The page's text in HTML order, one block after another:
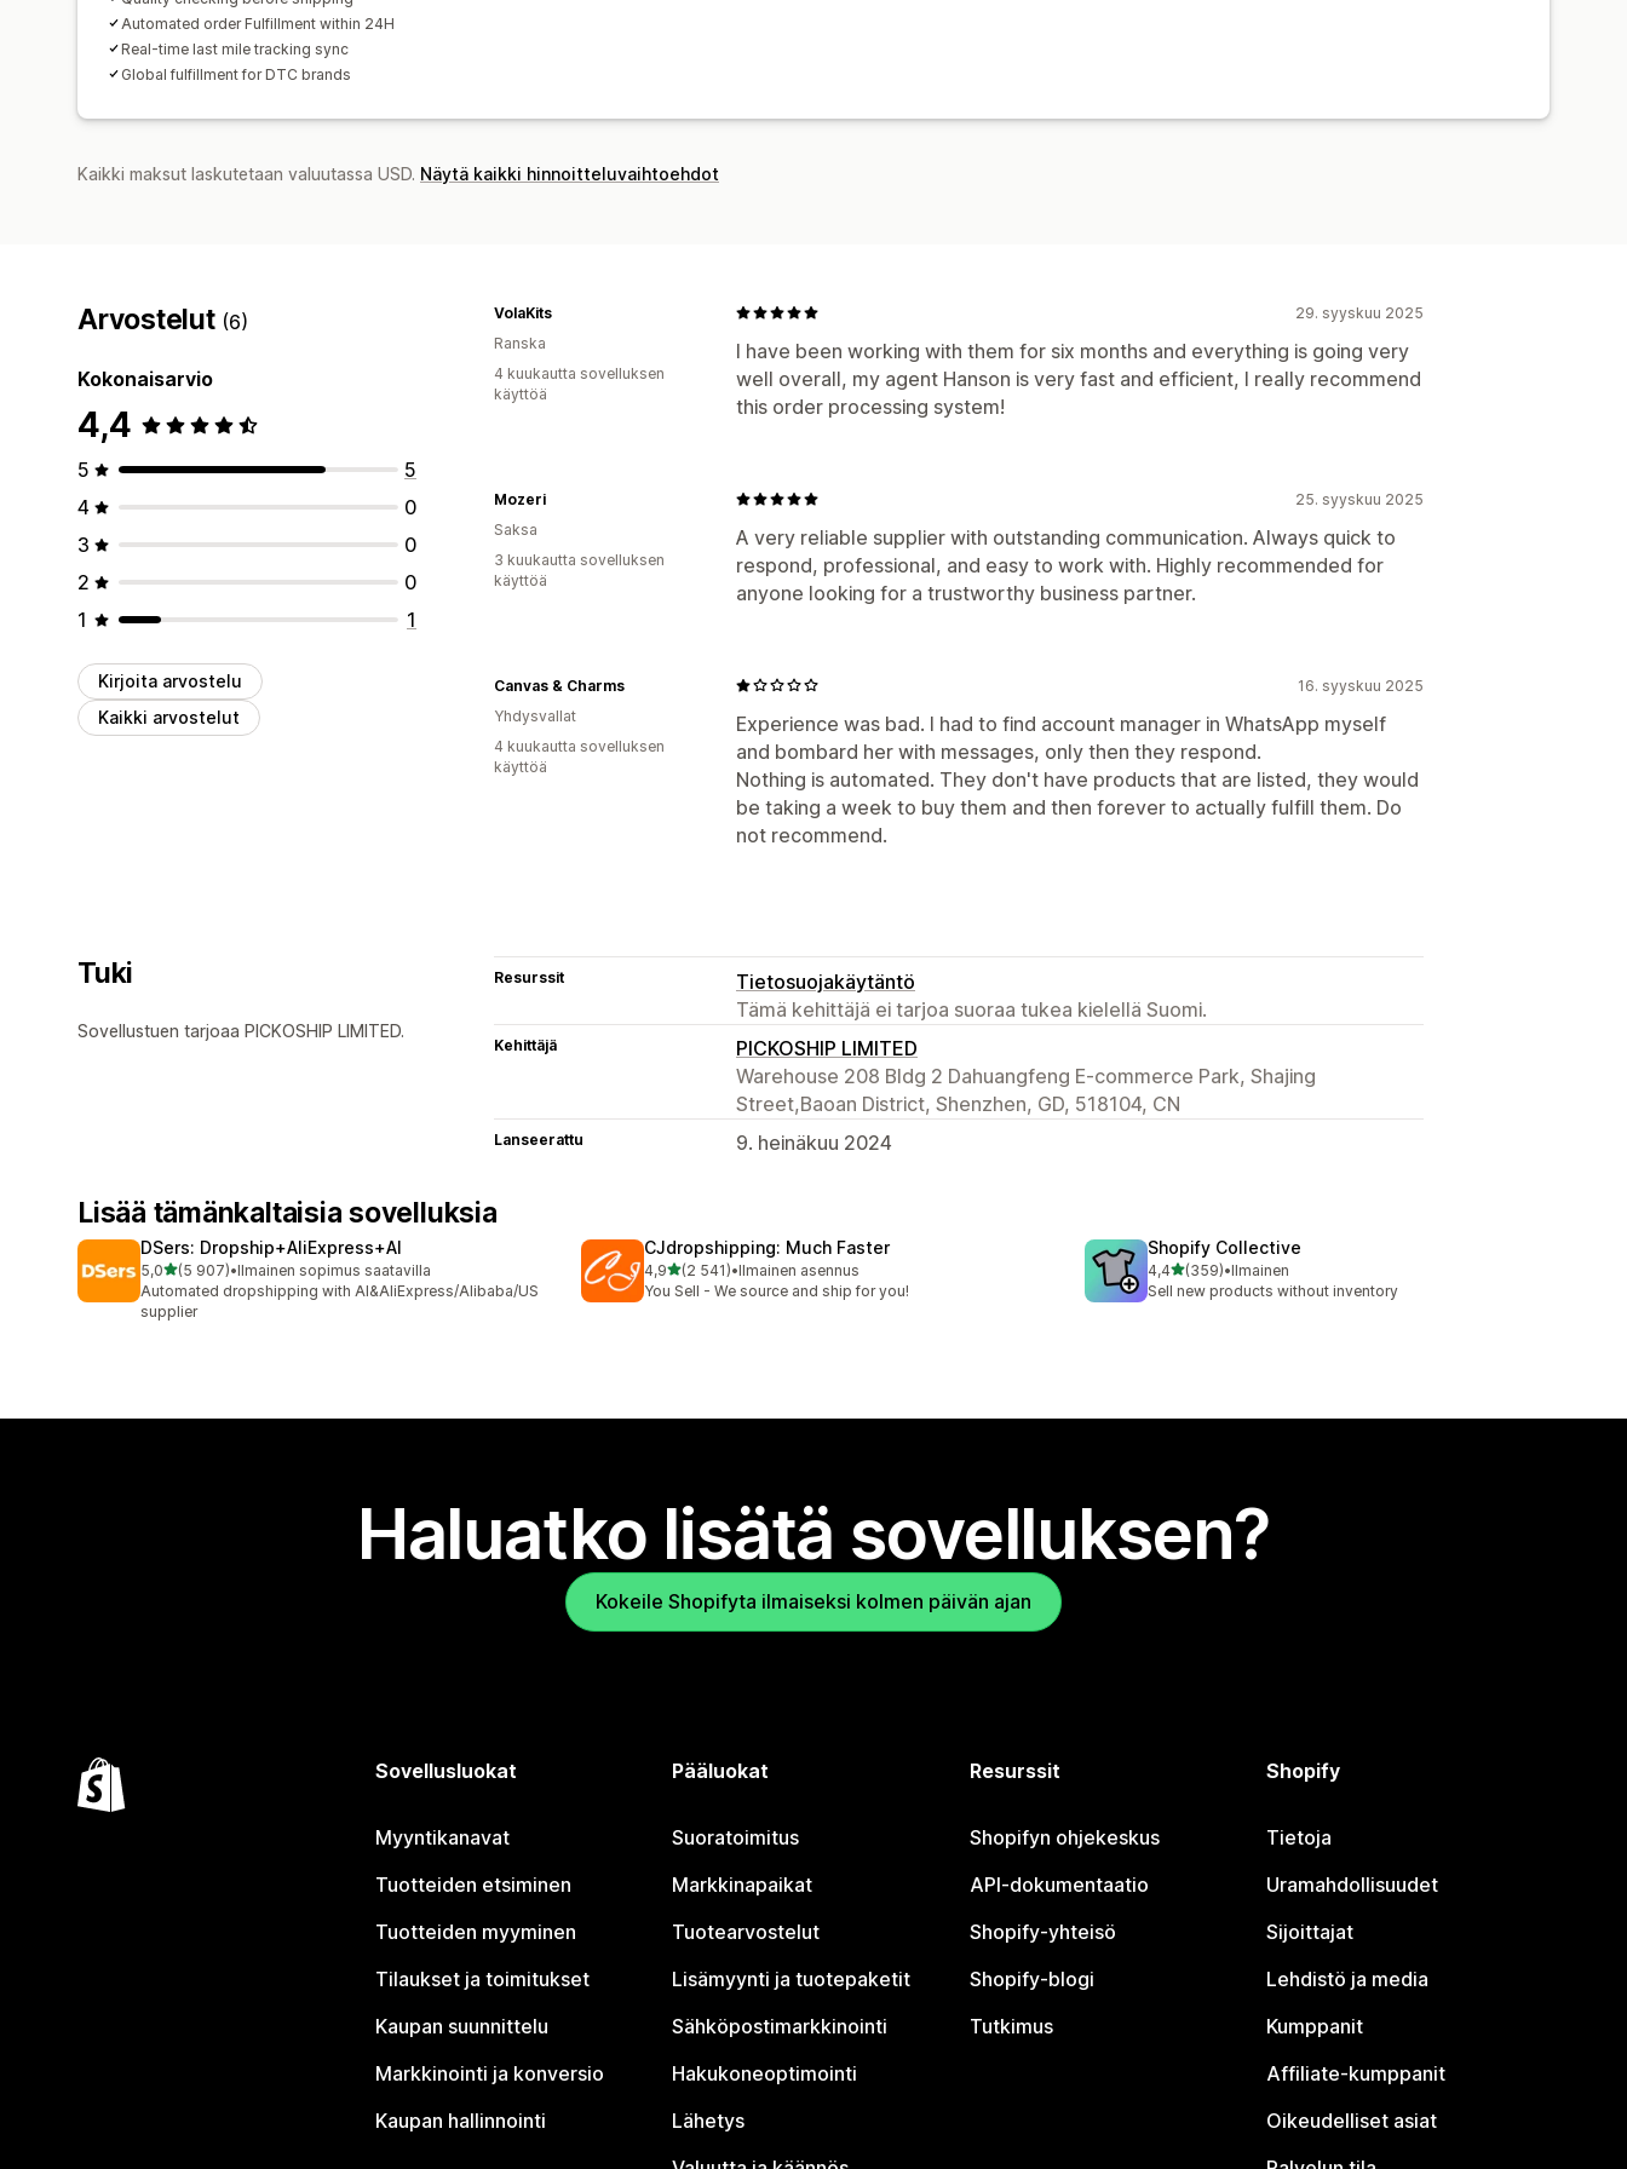
Automated order Fulfillment within 24H
Real-time last mile tracking sync
Global fulfillment for DTC brands
Kaikki maksut laskutetaan valuutassa USD. Näytä kaikki hinnoitteluvaihtoehdot
Arvostelut (6)
Kokonaisarvio
4,4
5
5
4
0
3
0
2
0
1
1
Kirjoita arvostelu
Kaikki arvostelut
29. syyskuu 2025
I have been working with them for six months and everything is going very
well overall, my agent Hanson is very fast and efficient, I really recommend
this order processing system!
VolaKits
Ranska
4 kuukautta sovelluksen
käyttöä
25. syyskuu 2025
A very reliable supplier with outstanding communication. Always quick to
respond, professional, and easy to work with. Highly recommended for
anyone looking for a trustworthy business partner.
Mozeri
Saksa
3 kuukautta sovelluksen
käyttöä
16. syyskuu 2025
Experience was bad. I had to find account manager in WhatsApp myself
and bombard her with messages, only then they respond.
Nothing is automated. They don't have products that are listed, they would
be taking a week to buy them and then forever to actually fulfill them. Do
not recommend.
Canvas & Charms
Yhdysvallat
4 kuukautta sovelluksen
käyttöä
Tuki
Sovellustuen tarjoaa PICKOSHIP LIMITED.
Resurssit
Tietosuojakäytäntö
Tämä kehittäjä ei tarjoa suoraa tukea kielellä Suomi.
Kehittäjä
PICKOSHIP LIMITED
Warehouse 208 Bldg 2 Dahuangfeng E-commerce Park, Shajing
Street,Baoan District, Shenzhen, GD, 518104, CN
Lanseerattu 9. heinäkuu 2024
Lisää tämänkaltaisia sovelluksia
DSers: Dropship+AliExpress+AI
5,0/ 5 tähteä
(5 907)
5907 arvostelua yhteensä
•Ilmainen sopimus saatavilla
Automated dropshipping with AI&AliExpress/Alibaba/US
supplier
CJdropshipping: Much Faster
4,9/ 5 tähteä
(2 541)
2541 arvostelua yhteensä
•Ilmainen asennus
You Sell - We source and ship for you!
Shopify Collective
4,4/ 5 tähteä
(359)
359 arvostelua yhteensä
•Ilmainen
Sell new products without inventory
Haluatko lisätä sovelluksen?
Kokeile Shopifyta ilmaiseksi kolmen päivän ajan
Sovellusluokat
Myyntikanavat
Tuotteiden etsiminen
Tuotteiden myyminen
Tilaukset ja toimitukset
Kaupan suunnittelu
Markkinointi ja konversio
Kaupan hallinnointi
Pääluokat
Suoratoimitus
Markkinapaikat
Tuotearvostelut
Lisämyynti ja tuotepaketit
Sähköpostimarkkinointi
Hakukoneoptimointi
Lähetys
Resurssit
Shopifyn ohjekeskus
API-dokumentaatio
Shopify-yhteisö
Shopify-blogi
Tutkimus
Shopify
Tietoja
Uramahdollisuudet
Sijoittajat
Lehdistö ja media
Kumppanit
Affiliate-kumppanit
Oikeudelliset asiat